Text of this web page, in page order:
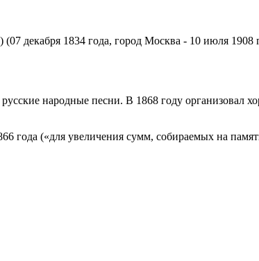
декабря 1834 года, город Москва - 10 июля
народные песни. В 1868 году организовал
года («для увеличения сумм, собираемых на